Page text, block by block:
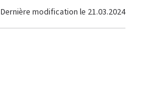
Dernière modification le 21.03.2024